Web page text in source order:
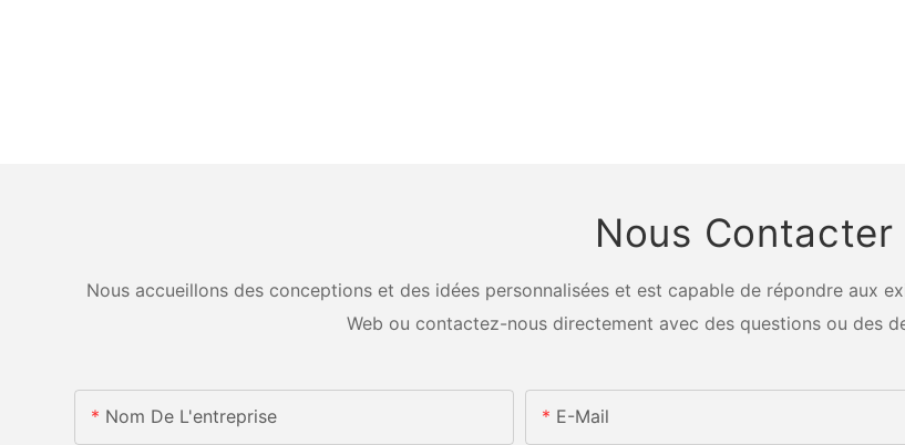
Nous Contacter
Nous accueillons des conceptions et des idées personnalisées et est capable de répondre aux
Web ou contactez-nous directement avec des questions ou des
Nom De L'entreprise E-Mail